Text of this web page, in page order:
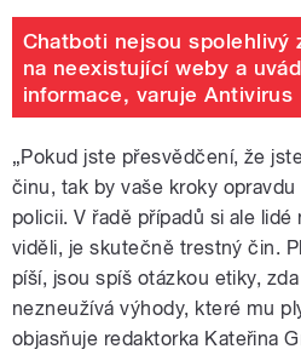
Chatboti nejsou spolehlivý
na neexistující weby a
informace, varuje Antivirus
„Pokud jste přesvědčení, že
činu, tak by vaše kroky
policii. V řadě případů si ale
viděli, je skutečně trestný čin.
píší, jsou spíš otázkou etiky,
nezneužívá výhody, které mu
objasňuje redaktorka Kateřina